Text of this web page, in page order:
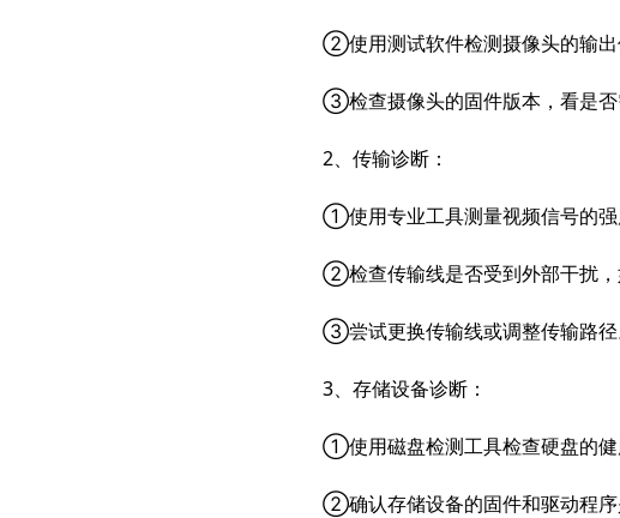
②使用测试软件检测摄像头的输出
③检查摄像头的固件版本，看是否
2、传输诊断：
①使用专业工具测量视频信号的强
②检查传输线是否受到外部干扰，
③尝试更换传输线或调整传输路径
3、存储设备诊断：
①使用磁盘检测工具检查硬盘的健
②确认存储设备的固件和驱动程序